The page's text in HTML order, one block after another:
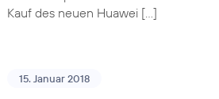
Kauf des neuen Huawei […]
15. Januar 2018